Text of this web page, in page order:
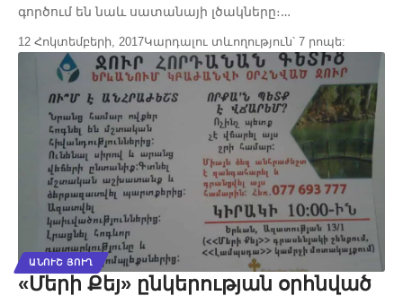
գործում են նաև սատանայի լծակները։…
12 Հոկտեմբերի, 2017Կարդալու տևողություն՝ 7 րոպե:
ԱՆՈՒՇ ՅՈՒՂ
«Մերի Քեյ» ընկերության օրհնված